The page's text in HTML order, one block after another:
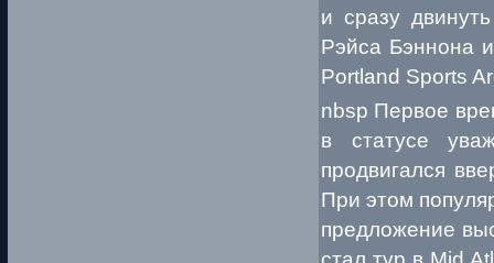
и сразу
Рэйса Бэннона
Portland Sports
nbsp Первое
в статусе
продвигался
При этом
предложение